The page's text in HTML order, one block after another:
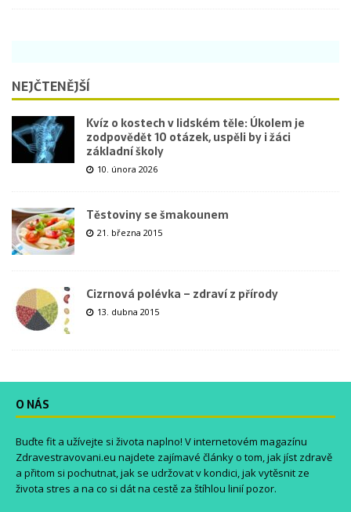
NEJČTENĚJŠÍ
Kvíz o kostech v lidském těle: Úkolem je
zodpovědět 10 otázek, uspěli by i žáci
základní školy
10. února 2026
Těstoviny se šmakounem
21. března 2015
Cizrnová polévka – zdraví z přírody
13. dubna 2015
O NÁS
Buďte fit a užívejte si života naplno! V internetovém magazínu
Zdravestravovani.eu najdete zajímavé články o tom, jak jíst zdravě
a přitom si pochutnat, jak se udržovat v kondici, jak vytěsnit ze
života stres a na co si dát na cestě za štíhlou linií pozor.